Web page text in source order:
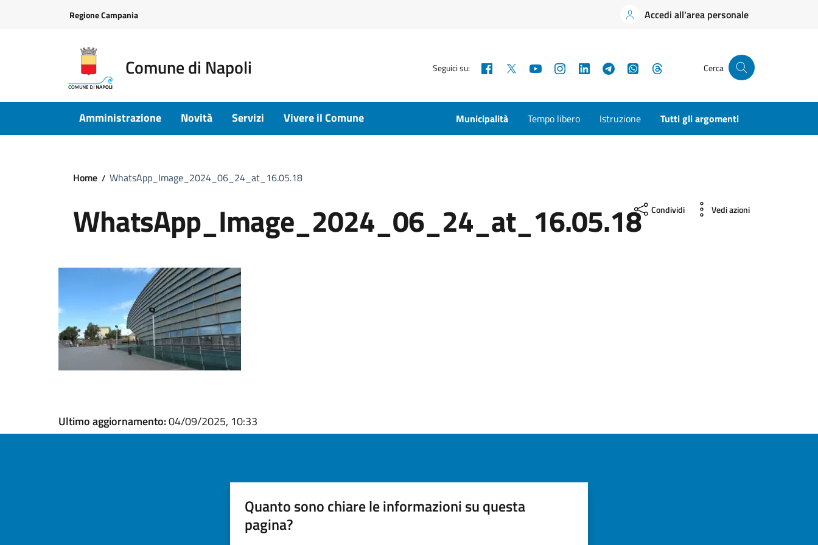
Regione Campania Accedi all'area personale
Comune di Napoli Seguici su: Facebook YouTubeInstagramLinkedInTelegramWhatsApp Cerca
Amministrazione Novità Servizi Vivere il Comune Municipalità Tempo libero Istruzione Tutti gli argomenti
Home WhatsApp_Image_2024_06_24_at_16.05.18
WhatsApp_Image_2024_06_24_at_16.05.18 Condividi Vedi azioni
Ultimo aggiornamento:04/09/2025, 10:33
Quanto sono chiare le informazioni su questa
pagina?